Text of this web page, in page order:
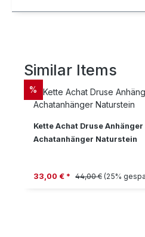
Produktgalerie überspringen
Similar Items
RABATT
%
Kette Achat Druse
Achatanhänger Naturstein
Verkaufspreis:
33,00 € * Regulärer Preis:
44,00 € (25%